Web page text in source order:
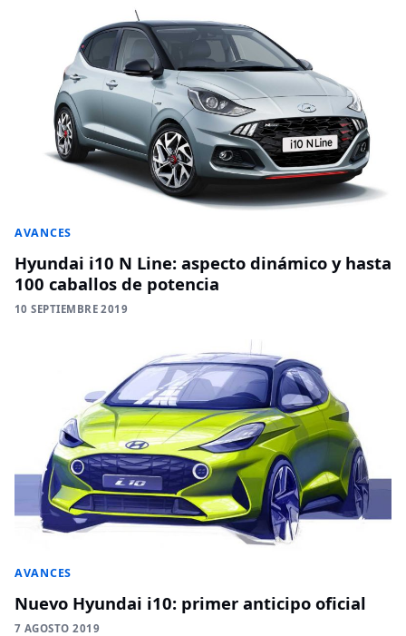
AVANCES
Hyundai i10 N Line: aspecto dinámico y hasta
100 caballos de potencia
10 SEPTIEMBRE 2019
AVANCES
Nuevo Hyundai i10: primer anticipo oficial
7 AGOSTO 2019